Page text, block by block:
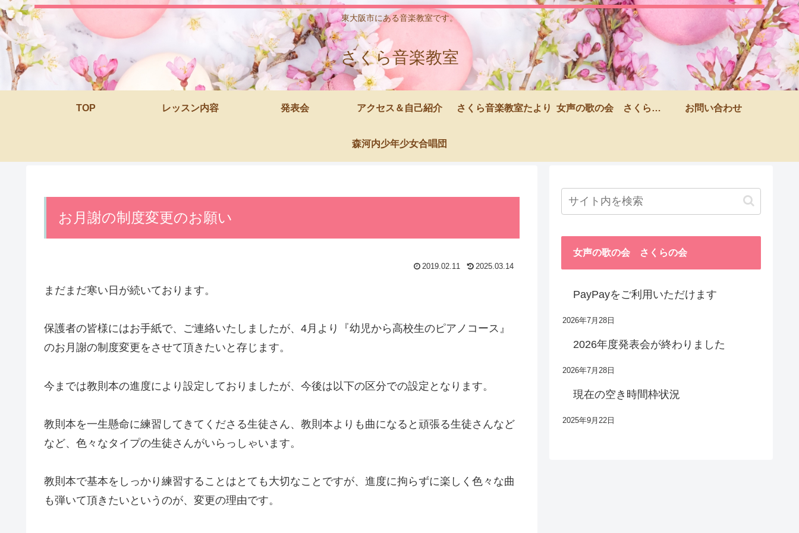
東大阪市にある音楽教室です。
さくら音楽教室
TOP レッスン内容 発表会 アクセス＆自己紹介 さくら音楽教室たより 女声の歌の会 さくらの会 お問い合わせ
森河内少年少女合唱団
お月謝の制度変更のお願い
2019.02.11 2025.03.14
まだまだ寒い日が続いております。
保護者の皆様にはお手紙で、ご連絡いたしましたが、4月より『幼児から高校生のピアノコース』
のお月謝の制度変更をさせて頂きたいと存じます。
今までは教則本の進度により設定しておりましたが、今後は以下の区分での設定となります。
教則本を一生懸命に練習してきてくださる生徒さん、教則本よりも曲になると頑張る生徒さんなど
など、色々なタイプの生徒さんがいらっしゃいます。
教則本で基本をしっかり練習することはとても大切なことですが、進度に拘らずに楽しく色々な曲
も弾いて頂きたいというのが、変更の理由です。
女声の歌の会 さくらの会
PayPayをご利用いただけます
2026年7月28日
2026年度発表会が終わりました
2026年7月28日
現在の空き時間枠状況
2025年9月22日